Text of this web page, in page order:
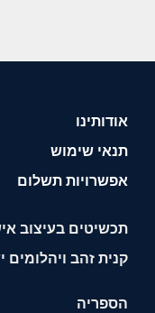
אודותינו
תנאי שימוש
אפשרויות תשלום
תכשיטים בעיצוב
קנית זהב ויהלומים
הספריה